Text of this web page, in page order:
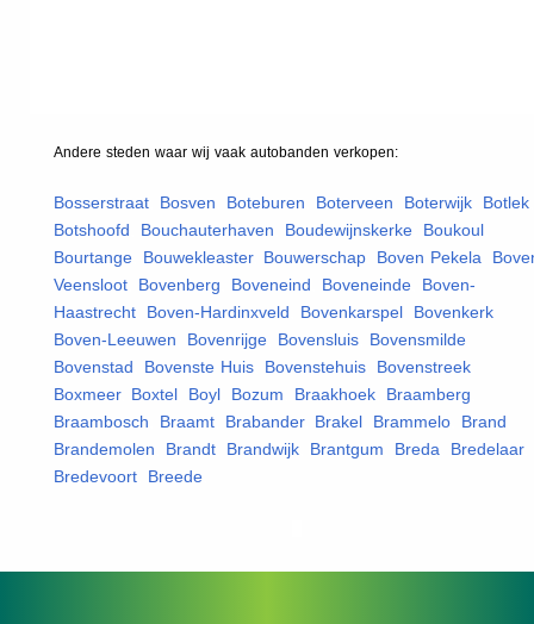
Andere steden waar wij vaak autobanden verkopen:
Bosserstraat Bosven Boteburen Boterveen Boterwijk Botlek
Botshoofd
Bouchauterhaven Boudewijnskerke Boukoul
Bourtange
Bouwekleaster, Bouwerschap Boven Pekela
Veensloot
Bovenberg Boveneind Boveneinde
Boven-
Haastrecht
Boven-Hardinxveld Bovenkarspel Bovenkerk
Boven-Leeuwen
Bovenrijge Bovensluis Bovensmilde
Bovenstad
Bovenste Huis Bovenstehuis Bovenstreek
Boxmeer, Boxtel Boyl Bozum Braakhoek Braamberg
Braambosch
Braamt Brabander, Brakel Brammelo Brand
Brandemolen
Brandt Brandwijk Brantgum Breda Bredelaar,
Bredevoort
Breede